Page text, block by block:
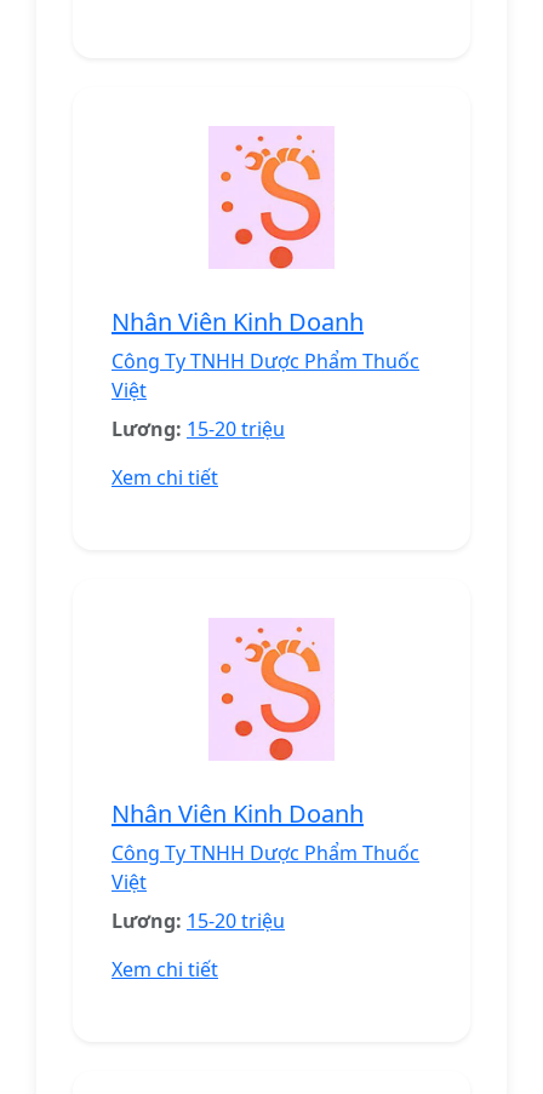
Nhân Viên Kinh Doanh
Công Ty TNHH Dược Phẩm Thuốc
Việt
Lương: 15-20 triệu
Xem chi tiết
Nhân Viên Kinh Doanh
Công Ty TNHH Dược Phẩm Thuốc
Việt
Lương: 15-20 triệu
Xem chi tiết